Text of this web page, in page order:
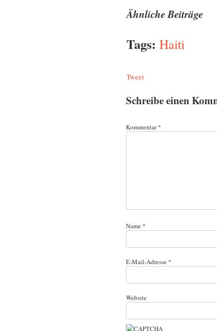
Ähnliche Beiträge
Tags: Haiti
Tweet
Schreibe einen
Kommentar*
Name *
E-Mail-Adresse *
Website